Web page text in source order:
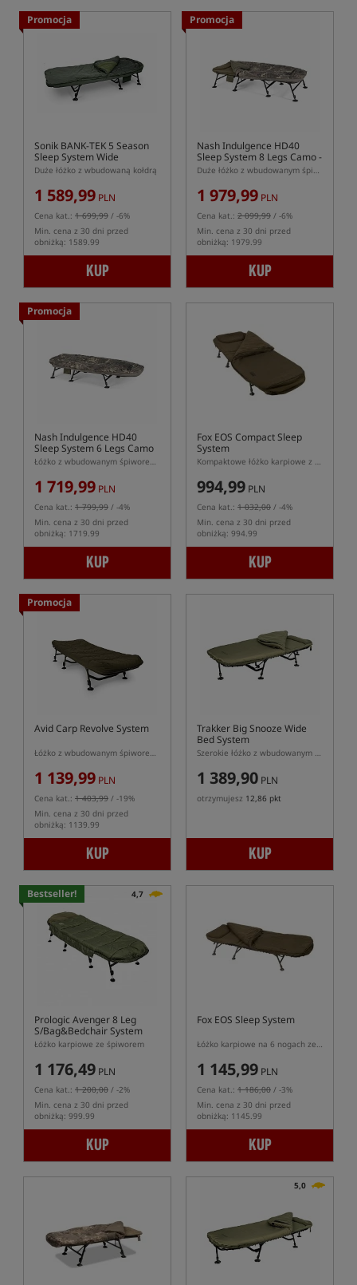
Promocja
Sonik BANK-TEK 5 Season
Sleep System Wide
Duże łóżko z wbudowaną kołdrą
1 589,99 PLN
Cena kat.: 1 699,99 / -6%
Min. cena z 30 dni przed
obniżką: 1589.99
KUP
Promocja
Nash Indulgence HD40
Sleep System 8 Legs Camo -
Wide
Duże łóżko z wbudowanym śpiworem Nash Indulgence HD40 na 8 nogach
1 979,99 PLN
Cena kat.: 2 099,99 / -6%
Min. cena z 30 dni przed
obniżką: 1979.99
KUP
Promocja
Nash Indulgence HD40
Sleep System 6 Legs Camo
Łóżko z wbudowanym śpiworem Nash Indulgence HD40 na 6 nogach
1 719,99 PLN
Cena kat.: 1 799,99 / -4%
Min. cena z 30 dni przed
obniżką: 1719.99
KUP
Fox EOS Compact Sleep
System
Kompaktowe łóżko karpiowe z wbudowanym 3-sezonowym śpiworem
994,99 PLN
Cena kat.: 1 032,00 / -4%
Min. cena z 30 dni przed
obniżką: 994.99
KUP
Promocja
Avid Carp Revolve System
Łóżko z wbudowanym śpiworem serii Revolve
1 139,99 PLN
Cena kat.: 1 403,99 / -19%
Min. cena z 30 dni przed
obniżką: 1139.99
KUP
Trakker Big Snooze Wide
Bed System
Szerokie łóżko z wbudowanym śpiworem Trakker
1 389,90 PLN
otrzymujesz 12,86 pkt
KUP
Bestseller! 4,7
Prologic Avenger 8 Leg
S/Bag&Bedchair System
Łóżko karpiowe ze śpiworem
1 176,49 PLN
Cena kat.: 1 200,00 / -2%
Min. cena z 30 dni przed
obniżką: 999.99
KUP
Fox EOS Sleep System
Łóżko karpiowe na 6 nogach ze zintegrowanym śpiworem 3-sezonowym
1 145,99 PLN
Cena kat.: 1 186,00 / -3%
Min. cena z 30 dni przed
obniżką: 1145.99
KUP
5,0